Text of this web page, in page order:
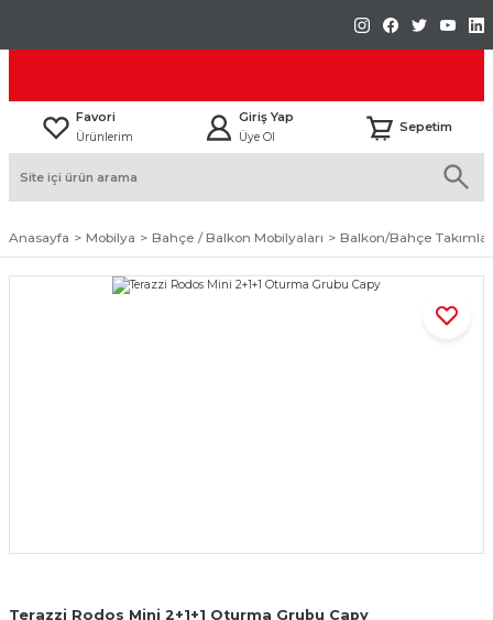
Favori
Ürünlerim
Giriş Yap
Üye Ol
Sepetim
Anasayfa Mobilya Bahçe / Balkon Mobilyaları Balkon/Bahçe
Terazzi Rodos Mini 2+1+1 Oturma Grubu Capy